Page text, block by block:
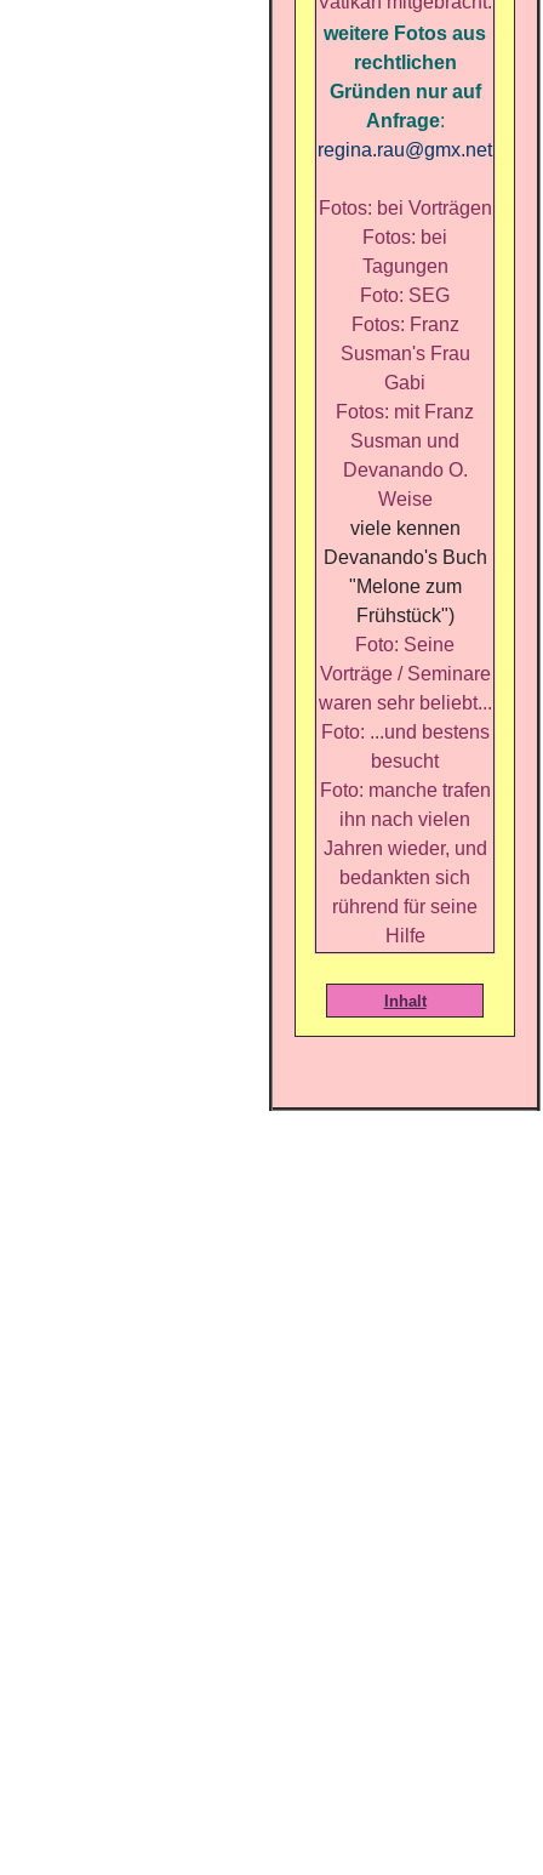
weitere Fotos aus
rechtlichen
Gründen nur auf
Anfrage:
regina.rau@gmx.net
Fotos: bei Vorträgen
Fotos: bei
Tagungen
Foto: SEG
Fotos: Franz
Susman's Frau
Gabi
Fotos: mit Franz
Susman und
Devanando O.
Weise
viele kennen
Devanando's Buch
"Melone zum
Frühstück")
Foto: Seine
Vorträge / Seminare
waren sehr beliebt...
Foto: ...und bestens
besucht
Foto: manche trafen
ihn nach vielen
Jahren wieder, und
bedankten sich
rührend für seine
Hilfe
Inhalt